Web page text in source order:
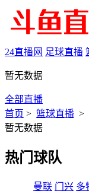
24直播网 足球直播
暂无数据
全部直播
首页 > 篮球直播 >
暂无数据
热门球队
曼联 门兴 多